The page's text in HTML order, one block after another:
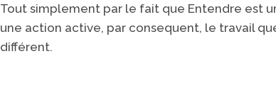
Tout simplement par le fait que ​ Entendre est
une action active, par consequent, le travail
différent.